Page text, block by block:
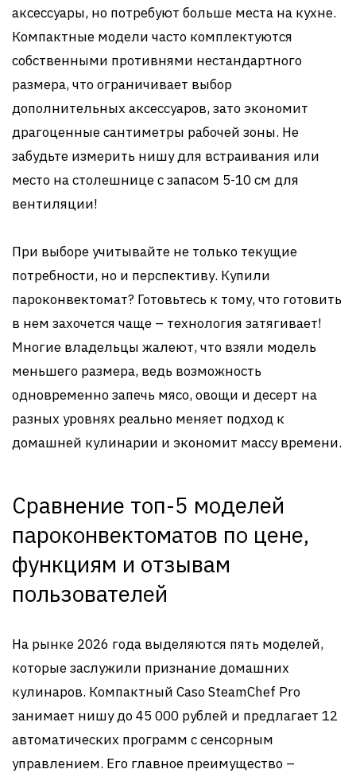
аксессуары, но потребуют больше места на кухне.
Компактные модели часто комплектуются
собственными противнями нестандартного
размера, что ограничивает выбор
дополнительных аксессуаров, зато экономит
драгоценные сантиметры рабочей зоны. Не
забудьте измерить нишу для встраивания или
место на столешнице с запасом 5-10 см для
вентиляции!
При выборе учитывайте не только текущие
потребности, но и перспективу. Купили
пароконвектомат? Готовьтесь к тому, что готовить
в нем захочется чаще – технология затягивает!
Многие владельцы жалеют, что взяли модель
меньшего размера, ведь возможность
одновременно запечь мясо, овощи и десерт на
разных уровнях реально меняет подход к
домашней кулинарии и экономит массу времени.
Сравнение топ-5 моделей
пароконвектоматов по цене,
функциям и отзывам
пользователей
На рынке 2026 года выделяются пять моделей,
которые заслужили признание домашних
кулинаров. Компактный Caso SteamChef Pro
занимает нишу до 45 000 рублей и предлагает 12
автоматических программ с сенсорным
управлением. Его главное преимущество –